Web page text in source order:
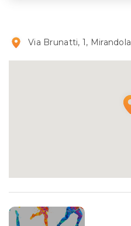
Via Brunatti, 1,